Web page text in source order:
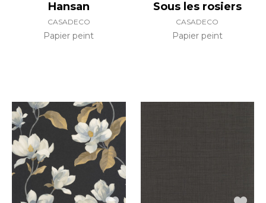
Hansan
CASADECO
Papier peint
Sous les rosiers
CASADECO
Papier peint